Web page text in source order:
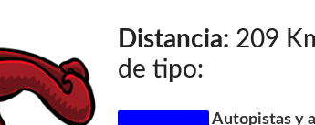
Distancia: 209
de tipo:
Autopistas y